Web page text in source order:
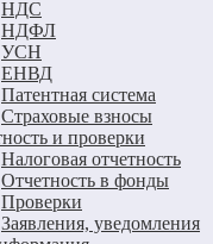
НДС
НДФЛ
УСН
ЕНВД
Патентная система
Страховые взносы
и проверки
Налоговая отчетность
Отчетность в фонды
Проверки
Заявления, уведомления